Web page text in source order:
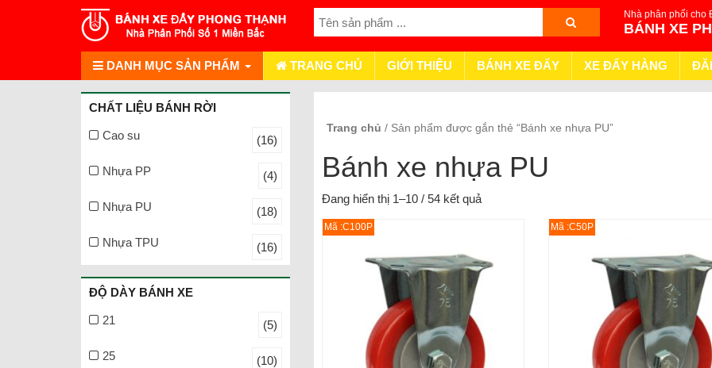
Nhà phân phối cho
BÁNH XE
DANH MỤC SẢN PHẨM TRANG CHỦ GIỚI THIỆU BÁNH XE ĐẨY XE ĐẨY HÀNG
CHẤT LIỆU BÁNH RỜI
Cao su (16)
Nhựa PP (4)
Nhựa PU (18)
Nhựa TPU (16)
ĐỘ DÀY BÁNH XE
21 (5)
25 (10)
Trang chủ / Sản phẩm được gắn thẻ “Bánh xe nhựa PU”
Bánh xe nhựa PU
Đang hiển thị 1–10 / 54 kết quả
Mã :C100P Mã :C50P